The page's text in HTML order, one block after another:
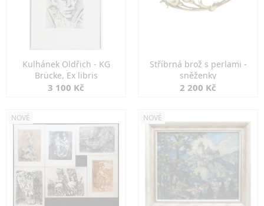
Kulhánek Oldřich - KG
Brücke, Ex libris
3 100 Kč
Stříbrná brož s perlami -
sněženky
2 200 Kč
NOVÉ NOVÉ